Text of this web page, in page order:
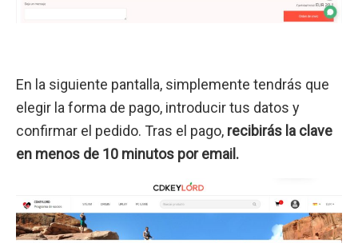
En la siguiente pantalla, simplemente tendrás que
elegir la forma de pago, introducir tus datos y
confirmar el pedido. Tras el pago, recibirás la clave
en menos de 10 minutos por email.